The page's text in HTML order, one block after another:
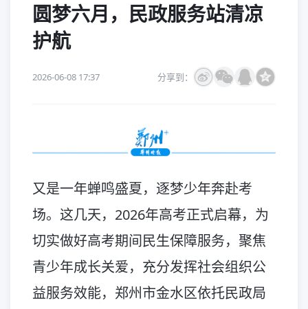
圆梦六月，民政服务站清凉
护航
2026-06-08 17:37 分享到：
又是一年蝉鸣盛夏，逐梦少年奔赴考
场。这几天，2026年高考正式启幕，为
切实做好高考期间民生保障服务，聚焦
青少年成长关爱，充分发挥社会组织公
益服务效能，郑州市金水区依托民政局